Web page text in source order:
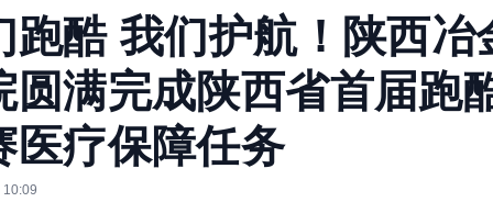
跑酷 我们护航！陕西冶
圆满完成陕西省首届跑
医疗保障任务